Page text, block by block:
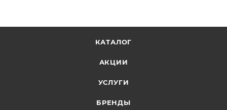
КАТАЛОГ
АКЦИИ
УСЛУГИ
БРЕНДЫ